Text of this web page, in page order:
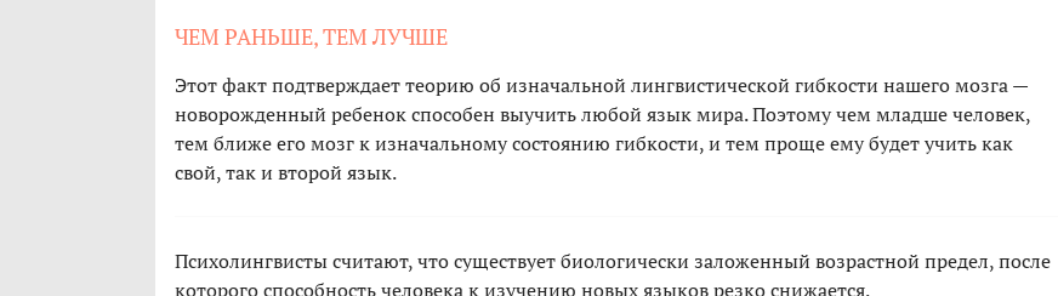
ЧЕМ РАНЬШЕ, ТЕМ ЛУЧШЕ
Этот факт подтверждает теорию об изначальной лингвистической гибкости нашего мозга —
новорожденный ребенок способен выучить любой язык мира. Поэтому чем младше человек,
тем ближе его мозг к изначальному состоянию гибкости, и тем проще ему будет учить как
свой, так и второй язык.
Психолингвисты считают, что существует биологически заложенный возрастной предел, после
которого способность человека к изучению новых языков резко снижается.